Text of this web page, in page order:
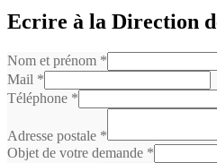
Ecrire à la Direction
Nom et prénom *
Mail *
Téléphone *
Adresse postale *
Objet de votre demande *